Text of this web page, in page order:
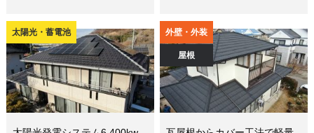
太陽光・蓄電池 外壁・外装
屋根